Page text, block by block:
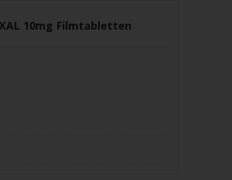
10mg Filmtabletten